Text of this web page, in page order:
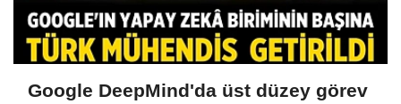
Google DeepMind'da üst düzey görev